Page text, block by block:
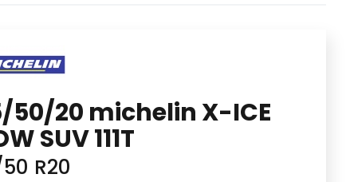
50/20 michelin X-ICE
SUV 111T
R20